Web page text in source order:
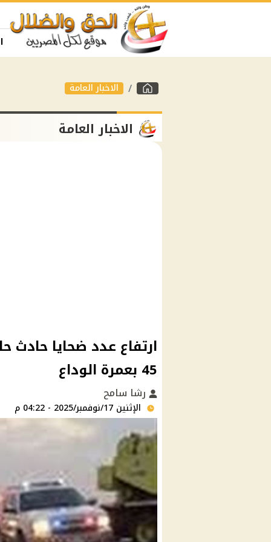
الاخبار العامة
الاخبار العامة
ارتفاع عدد ضحايا حادث
45 بعمرة الوداع
رشا سامح
الإثنين 17/نوفمبر/2025 - 04:22 م